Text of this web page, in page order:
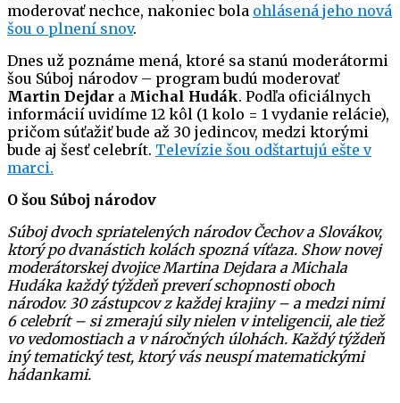
moderovať nechce, nakoniec bola ohlásená jeho nová
šou o plnení snov.
Dnes už poznáme mená, ktoré sa stanú moderátormi
šou Súboj národov – program budú moderovať
Martin Dejdar a Michal Hudák. Podľa oficiálnych
informácií uvidíme 12 kôl (1 kolo = 1 vydanie relácie),
pričom súťažiť bude až 30 jedincov, medzi ktorými
bude aj šesť celebrít. Televízie šou odštartujú ešte v
marci.
O šou Súboj národov
Súboj dvoch spriatelených národov Čechov a Slovákov,
ktorý po dvanástich kolách spozná víťaza. Show novej
moderátorskej dvojice Martina Dejdara a Michala
Hudáka každý týždeň preverí schopnosti oboch
národov. 30 zástupcov z každej krajiny – a medzi nimi
6 celebrít – si zmerajú sily nielen v inteligencii, ale tiež
vo vedomostiach a v náročných úlohách. Každý týždeň
iný tematický test, ktorý vás neuspí matematickými
hádankami.